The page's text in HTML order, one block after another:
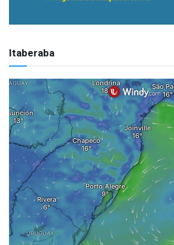
Itaberaba